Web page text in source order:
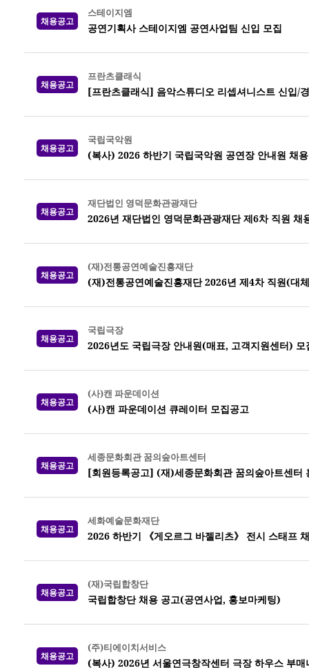
채용공고
스테이지엠
공연기획사 스테이지엠 공연사업팀 신입 모집
채용공고
프란츠클래식
[프란츠클래식] 음악스튜디오 리셉셔니스트 신입/
채용공고
국립국악원
(복사) 2026 하반기 국립국악원 공연장 안내원 채
채용공고
재단법인 영덕문화관광재단
2026년 재단법인 영덕문화관광재단 제6차 직원 채
채용공고
(재)전통공연예술진흥재단
(재)전통공연예술진흥재단 2026년 제4차 직원(대
채용공고
국립극장
2026년도 국립극장 안내원(매표, 고객지원센터) 모
채용공고
(사)캔 파운데이션
(사)캔 파운데이션 큐레이터 모집공고
채용공고
세종문화회관 꿈의숲아트센터
[회원등록공고] (재)세종문화회관 꿈의숲아트센터
채용공고
세화예술문화재단
2026 하반기 《게오르그 바젤리츠》 전시 스태프
채용공고
(재)국립합창단
국립합창단 채용 공고(공연사업, 홍보마케팅)
채용공고
(주)티에이치서비스
(복사) 2026년 서울연극창작센터 극장 하우스 부